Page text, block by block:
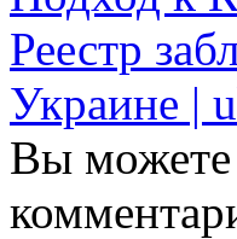
Реестр
Украине |
Вы можете